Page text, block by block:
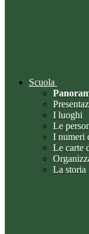
Scuola
I luoghi
Le
I numeri
Le carte
La storia